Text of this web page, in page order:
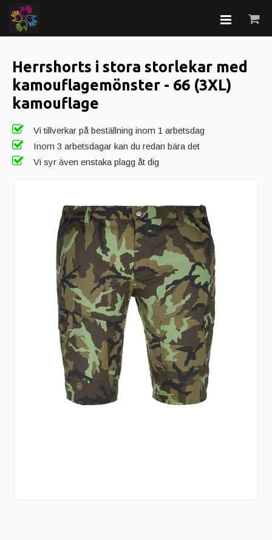
Herrshorts i stora storlekar med
kamouflagemönster - 66 (3XL)
kamouflage
Vi tillverkar på beställning inom 1 arbetsdag
Inom 3 arbetsdagar kan du redan bära det
Vi syr även enstaka plagg åt dig